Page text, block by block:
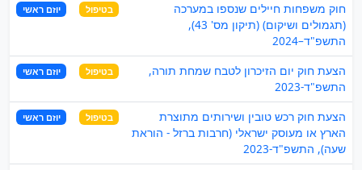
חוק משפחות חיילים שנספו במערכה
(תגמולים ושיקום) (תיקון מס' 43),
התשפ"ד–2024
בטיפול יוזם ראשי
הצעת חוק יום הזיכרון לטבח שמחת תורה,
התשפ"ד-2023
בטיפול יוזם ראשי
הצעת חוק רכש טובין ושירותים מתוצרת
הארץ או מעוסק ישראלי (חרבות ברזל - הוראת
שעה), התשפ"ד-2023
בטיפול יוזם ראשי